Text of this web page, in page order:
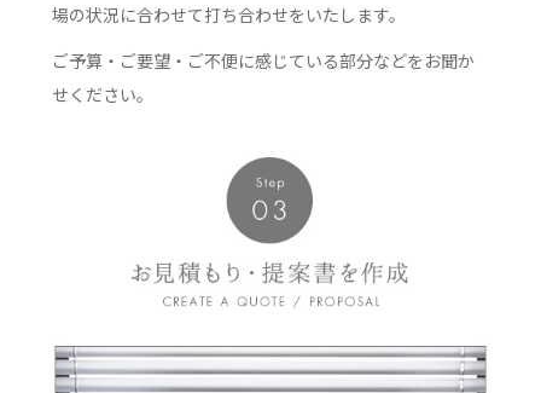
場の状況に合わせて打ち合わせをいたします。
ご予算・ご要望・ご不便に感じている部分などをお聞か
せください。